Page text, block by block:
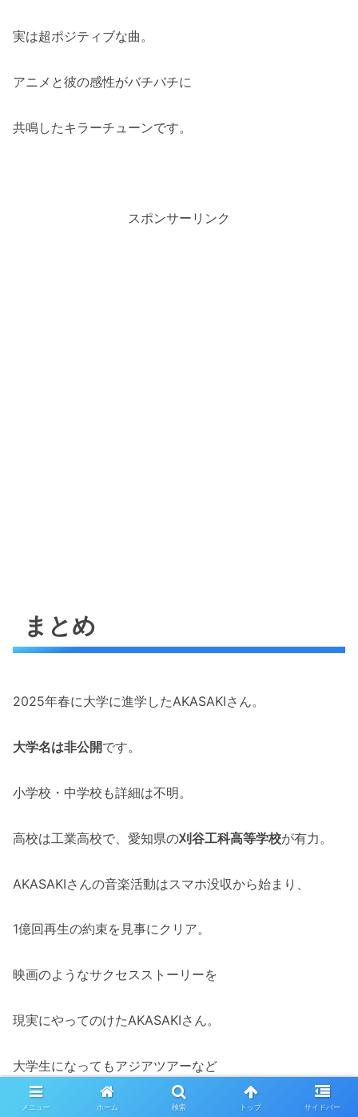
実は超ポジティブな曲。
アニメと彼の感性がバチバチに
共鳴したキラーチューンです。
スポンサーリンク
まとめ
2025年春に大学に進学したAKASAKIさん。
大学名は非公開です。
小学校・中学校も詳細は不明。
高校は工業高校で、愛知県の刈谷工科高等学校が有力。
AKASAKIさんの音楽活動はスマホ没収から始まり、
1億回再生の約束を見事にクリア。
映画のようなサクセスストーリーを
現実にやってのけたAKASAKIさん。
大学生になってもアジアツアーなど
挑戦は止まりません。
メニュー ホーム 検索 トップ サイドバー